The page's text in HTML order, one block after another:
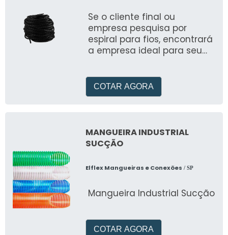
Se o cliente final ou
empresa pesquisa por
espiral para fios, encontrará
a empresa ideal para seu
COTAR AGORA
MANGUEIRA INDUSTRIAL
SUCÇÃO
Elflex Mangueiras e Conexões / SP
Mangueira Industrial Sucção
COTAR AGORA